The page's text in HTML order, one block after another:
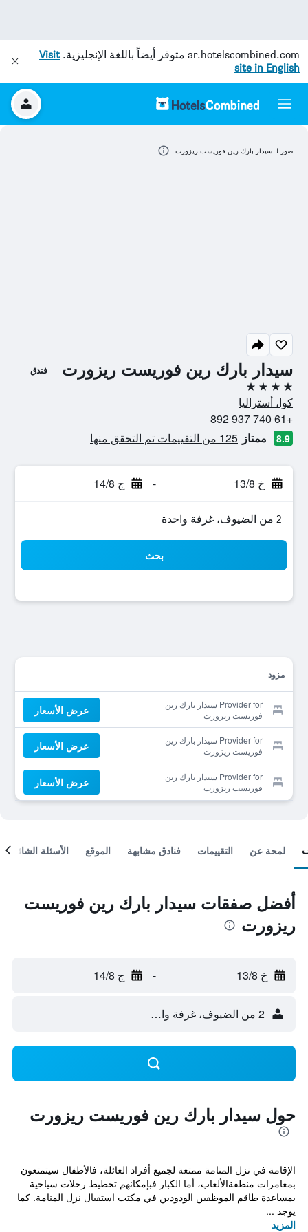
ar.hotelscombined.com متوفر أيضاً باللغة الإنجليزية.Visit
site in English
سيدار بارك رين فوريست ريزورت فندق
4 نجوم
كوا، أستراليا
+61 740 937 892
8.9 ممتاز 125 من التقييمات تم التحقق منها
خ 13/8 - ج 14/8
2 من الضيوف، غرفة واحدة
بحث
مزود
Provider for سيدار بارك رين
فوريست ريزورت
عرض الأسعار
Provider for سيدار بارك رين
فوريست ريزورت
عرض الأسعار
Provider for سيدار بارك رين
فوريست ريزورت
عرض الأسعار
صور لـ سيدار بارك رين فوريست ريزورت
لمحة عن التقييمات فنادق مشابهة الموقع الأسئلة الشائعة
أفضل صفقات سيدار بارك رين فوريست
ريزورت
خ 13/8 - ج 14/8
2 من الضيوف، غرفة واحدة
حول سيدار بارك رين فوريست ريزورت
الإقامة في نزل المنامة ممتعة لجميع أفراد العائلة، فالأطفال سيتمتعون
بمغامرات منطقةالألعاب، أما الكبار فبإمكانهم تخطيط رحلات سياحية
بمساعدة طاقم الموظفين الودودين في مكتب استقبال نزل المنامة. كما
يوجد ...
المزيد